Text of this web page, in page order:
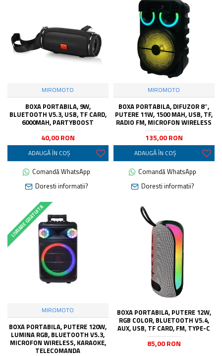
MIROMOTO
BOXA PORTABILA, 9W,
BLUETOOTH V5.3, USB, TF CARD,
6000MAH, PARTYBOOST
40,00 RON
ADAUGĂ ÎN COŞ
Comandă WhatsApp
Doresti informatii?
MIROMOTO
BOXA PORTABILA, DIFUZOR 8″,
PUTERE 11W, 1500 MAH, USB, TF,
RADIO FM, MICROFON WIRELESS
135,00 RON
ADAUGĂ ÎN COŞ
Comandă WhatsApp
Doresti informatii?
LIVRARE GRATUITA
MIROMOTO
BOXA PORTABILA, PUTERE 120W,
LUMINA RGB, BLUETOOTH V5.3,
MICROFON WIRELESS, KARAOKE,
TELECOMANDA
BOXA PORTABILA, PUTERE 12W,
RGB COLOR, BLUETOOTH V5.4,
AUX, USB, TF CARD, FM, TYPE-C
85,00 RON